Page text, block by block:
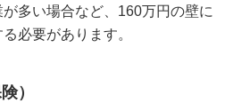
多い場合など、160万円の壁に
必要があります。
）